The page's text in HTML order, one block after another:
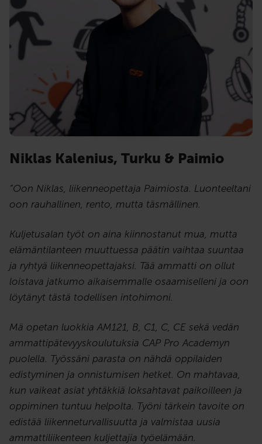
Niklas Kalenius, Turku & Paimio
”Oon Niklas, liikenneopettaja Paimiosta. Luonteeltani
oon rauhallinen, rento, mutta täsmällinen.
Kuljetusalan työt on aina kiinnostanut mua, mutta
elämäntilanteen muuttuessa päätin vaihtaa suuntaa
ja ryhtyä liikenneopettajaksi. Tää ammatti on ollut
loistava jatkumo aikaisemmalle osaamiselleni ja oon
löytänyt tästä todellisen intohimoni.
Mä opetan luokkia AM121, B, C1, C, CE sekä vedän
ammattipätevyyskoulutuksia CAP Pro Academyn
puolella. Työssäni parasta on nähdä oppilaiden
edistyminen ja onnistumisen hetket. On mahtavaa,
kun vaikeat asiat yhtäkkiä loksahtavat paikoilleen ja
oppiminen tuntuu helpolta. Työni tärkein tavoite on
edistää liikenneturvallisuutta ja valmistaa uusia
ammattiliikenteen kuljettajia työelämään.